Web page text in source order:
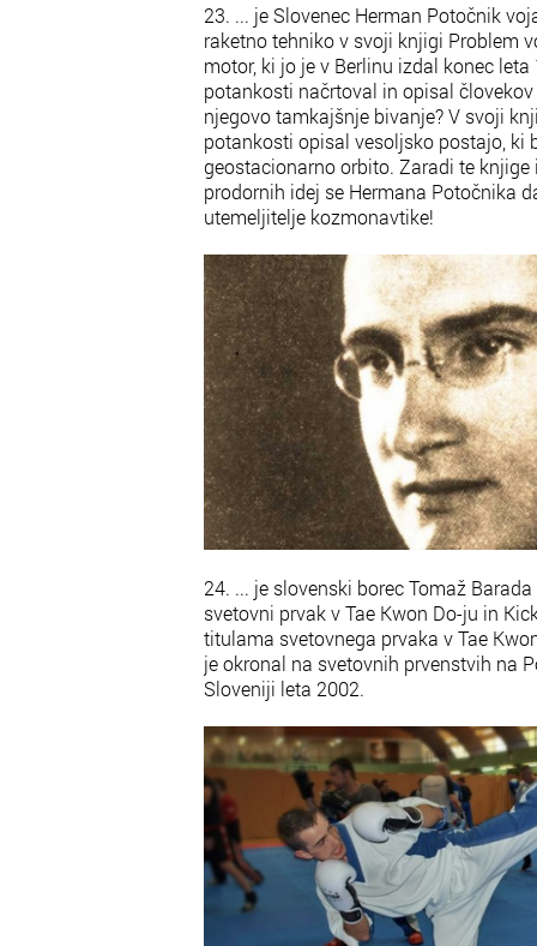
23. ... je Slovenec Herman Potočnik
raketno tehniko v svoji knjigi Problem
motor, ki jo je v Berlinu izdal konec
potankosti načrtoval in opisal
njegovo tamkajšnje bivanje? V svoji
potankosti opisal vesoljsko postajo, ki
geostacionarno orbito. Zaradi te
prodornih idej se Hermana Potočnika
utemeljitelje kozmonavtike!
24. ... je slovenski borec Tomaž
svetovni prvak v Tae Kwon Do-ju in
titulama svetovnega prvaka v Tae
je okronal na svetovnih prvenstvih na
Sloveniji leta 2002.